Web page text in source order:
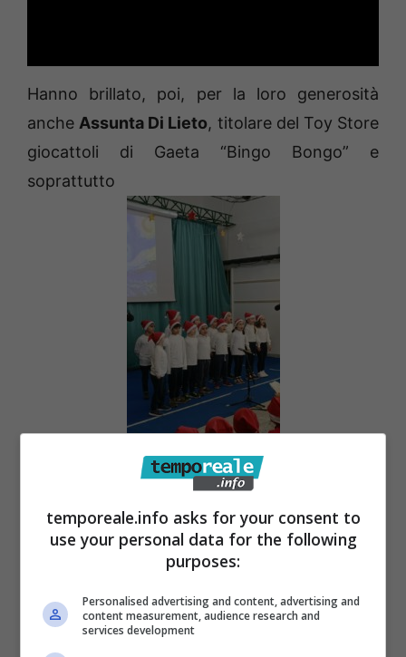
Hanno brillato, poi, per la loro generosità
ancheAssunta Di Lieto, titolare del Toy Store
giocattoli di Gaeta “Bingo Bongo” e
soprattutto
tutti i militari della Tenenza, sia del comparto
ordinario che della sezione mare, che hanno
contribuito personalmente alla realizzazione
degli strumenti logistici e didattici offerti
Illuogotenente Di Castroha annunciato –
provocando nella platea dei presenti un mix
temporeale.info asks for your consent to
use your personal data for the following
purposes:
Personalised advertising and content, advertising and
content measurement, audience research and
services development